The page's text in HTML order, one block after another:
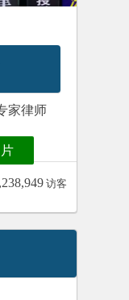
家律师
访客